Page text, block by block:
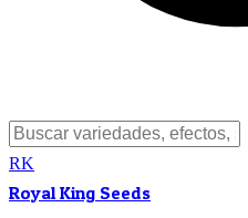
RK
Royal King Seeds